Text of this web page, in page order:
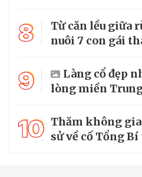
8
Từ căn lều giữa
nuôi 7 con gái
9
Làng cổ đẹp
lòng miền
10 Thăm không
sử về cố Tổng